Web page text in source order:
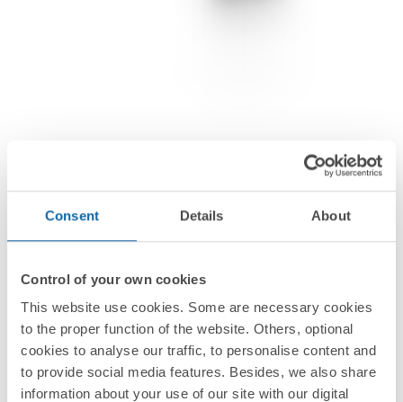
Consent Details About
Control of your own cookies
This website use cookies. Some are necessary cookies
to the proper function of the website. Others, optional
cookies to analyse our traffic, to personalise content and
to provide social media features. Besides, we also share
information about your use of our site with our digital
Espaces de travail
SimonK45
Solutions pour les espaces de travail